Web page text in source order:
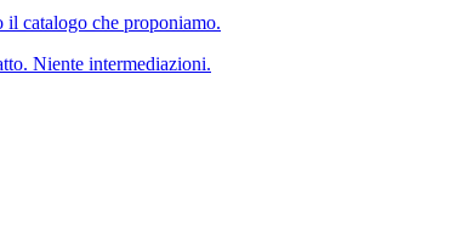
catalogo che proponiamo.
Niente intermediazioni.